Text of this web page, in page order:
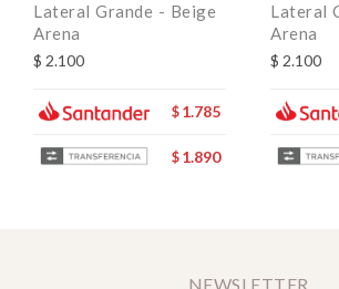
Lateral Grande - Beige
Arena
$ 2.100
$ 1.785
$ 1.890
Lateral
Arena
$ 2.100
NEWSLETTER